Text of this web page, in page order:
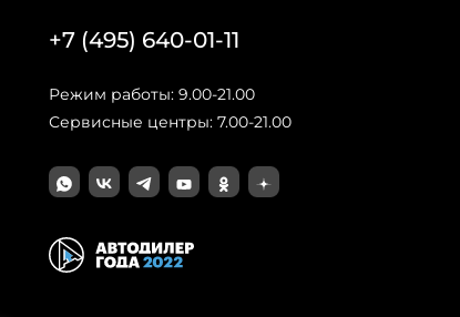
+7 (495) 640-01-11
Режим работы: 9.00-21.00
Сервисные центры: 7.00-21.00